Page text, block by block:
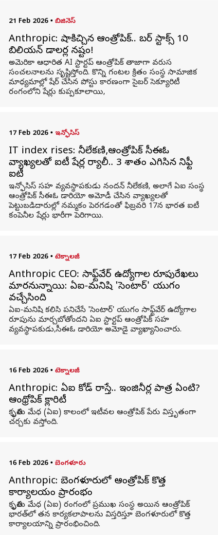
21 Feb 2026 • బిజినెస్
Anthropic: షాకిచ్చిన ఆంత్రోపిక్.. సైబర్ స్టాక్స్ 10
బిలియన్ డాలర్ల నష్టం!
అమెరికా ఆధారిత AI స్టార్టప్ ఆంత్రోపిక్ తాజాగా వరుస
సంచలనాలను సృష్టిస్తోంది. కొన్ని గంటల క్రితం సంస్థ సామాజిక
మాధ్యమాల్లో షేర్ చేసిన పోస్టు కారణంగా సైబర్ సెక్యూరిటీ
రంగంలోని షేర్లు కుప్పకూలాయి,
17 Feb 2026 • ఇన్ఫోసిస్
IT index rises: నీలేకణి,ఆంత్రోపిక్ సీఈఓ
వ్యాఖ్యలతో ఐటీ షేర్ల ర్యాలీ.. 3 శాతం ఎగిసిన నిఫ్టీ
ఐటీ
ఇన్ఫోసిస్ సహ వ్యవస్థాపకుడు నందన్ నీలేకణి, అలాగే ఏఐ సంస్థ
ఆంత్రోపిక్ సీఈఓ డారియో అమోడీ చేసిన వ్యాఖ్యలతో
పెట్టుబడిదారుల్లో నమ్మకం పెరగడంతో ఫిబ్రవరి 17న భారత ఐటీ
కంపెనీల షేర్లు భారీగా పెరిగాయి.
17 Feb 2026 • టెక్నాలజీ
Anthropic CEO: సాఫ్ట్‌వేర్ ఉద్యోగాల రూపురేఖలు
మారనున్నాయి: ఏఐ-మనిషి 'సెంటార్' యుగం
వచ్చేసింది
ఏఐ-మనిషి కలిసి పనిచేసే 'సెంటార్' యుగం సాఫ్ట్‌వేర్ ఉద్యోగాల
రూపును మార్చబోతోందని ఏఐ స్టార్టప్ ఆంత్రోపిక్ సహ
వ్యవస్థాపకుడు,సీఈఓ డారియో అమోడై వ్యాఖ్యానించారు.
16 Feb 2026 • టెక్నాలజీ
Anthropic: ఏఐ కోడ్ రాస్తే.. ఇంజినీర్ల పాత్ర ఏంటి?
ఆంథ్రోపిక్ క్లారిటీ
కృత్రిమ మేధ (ఏఐ) కాలంలో ఇటీవల ఆంత్రోపిక్ పేరు విస్తృతంగా
చర్చకు వస్తోంది.
16 Feb 2026 • బెంగళూరు
Anthropic: బెంగళూరులో ఆంత్రోపిక్ కొత్త
కార్యాలయం ప్రారంభం
కృత్రిమ మేధ (ఏఐ) రంగంలో ప్రముఖ సంస్థ అయిన ఆంత్రోపిక్
భారత్‌లో తన కార్యకలాపాలను విస్తరిస్తూ బెంగళూరులో కొత్త
కార్యాలయాన్ని ప్రారంభించింది.